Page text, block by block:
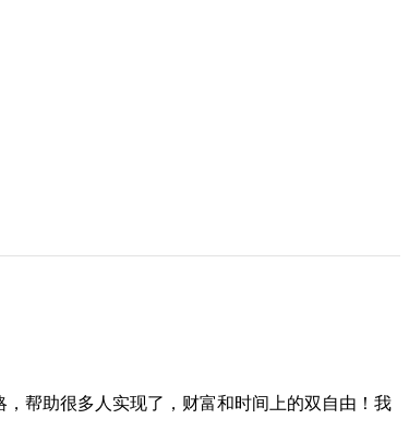
帮助很多人实现了，财富和时间上的双自由！我